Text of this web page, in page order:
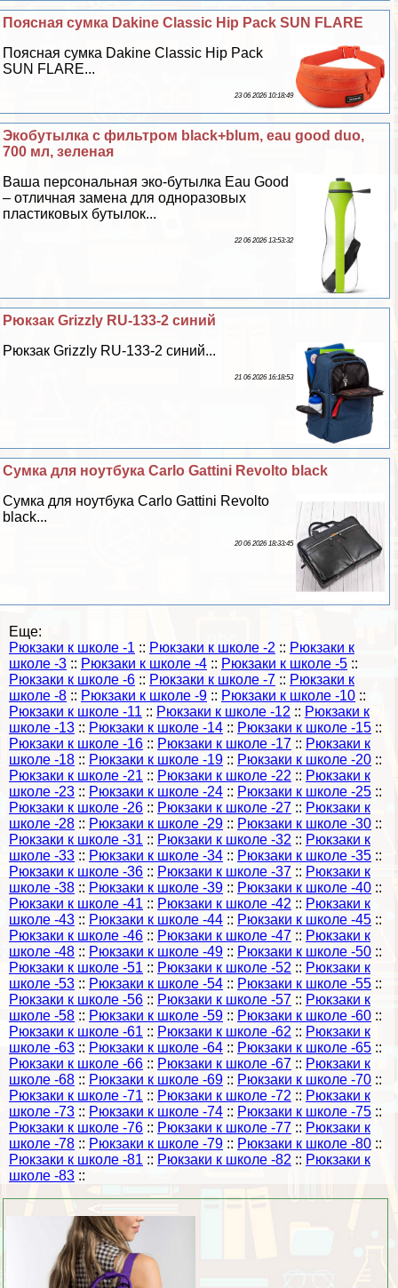
Поясная сумка Dakine Classic Hip Pack SUN FLARE
Поясная сумка Dakine Classic Hip Pack
SUN FLARE...
23 06 2026 10:18:49
Экобутылка с фильтром black+blum, eau good duo,
700 мл, зеленая
Ваша персональная эко-бутылка Eau Good
– отличная замена для одноразовых
пластиковых бутылок...
22 06 2026 13:53:32
Рюкзак Grizzly RU-133-2 синий
Рюкзак Grizzly RU-133-2 синий...
21 06 2026 16:18:53
Сумка для ноутбука Carlo Gattini Revolto black
Сумка для ноутбука Carlo Gattini Revolto
black...
20 06 2026 18:33:45
Еще:
Рюкзаки к школе -1 :: Рюкзаки к школе -2 :: Рюкзаки к
школе -3 :: Рюкзаки к школе -4 :: Рюкзаки к школе -5 ::
Рюкзаки к школе -6 :: Рюкзаки к школе -7 :: Рюкзаки к
школе -8 :: Рюкзаки к школе -9 :: Рюкзаки к школе -10 ::
Рюкзаки к школе -11 :: Рюкзаки к школе -12 :: Рюкзаки к
школе -13 :: Рюкзаки к школе -14 :: Рюкзаки к школе -15 ::
Рюкзаки к школе -16 :: Рюкзаки к школе -17 :: Рюкзаки к
школе -18 :: Рюкзаки к школе -19 :: Рюкзаки к школе -20 ::
Рюкзаки к школе -21 :: Рюкзаки к школе -22 :: Рюкзаки к
школе -23 :: Рюкзаки к школе -24 :: Рюкзаки к школе -25 ::
Рюкзаки к школе -26 :: Рюкзаки к школе -27 :: Рюкзаки к
школе -28 :: Рюкзаки к школе -29 :: Рюкзаки к школе -30 ::
Рюкзаки к школе -31 :: Рюкзаки к школе -32 :: Рюкзаки к
школе -33 :: Рюкзаки к школе -34 :: Рюкзаки к школе -35 ::
Рюкзаки к школе -36 :: Рюкзаки к школе -37 :: Рюкзаки к
школе -38 :: Рюкзаки к школе -39 :: Рюкзаки к школе -40 ::
Рюкзаки к школе -41 :: Рюкзаки к школе -42 :: Рюкзаки к
школе -43 :: Рюкзаки к школе -44 :: Рюкзаки к школе -45 ::
Рюкзаки к школе -46 :: Рюкзаки к школе -47 :: Рюкзаки к
школе -48 :: Рюкзаки к школе -49 :: Рюкзаки к школе -50 ::
Рюкзаки к школе -51 :: Рюкзаки к школе -52 :: Рюкзаки к
школе -53 :: Рюкзаки к школе -54 :: Рюкзаки к школе -55 ::
Рюкзаки к школе -56 :: Рюкзаки к школе -57 :: Рюкзаки к
школе -58 :: Рюкзаки к школе -59 :: Рюкзаки к школе -60 ::
Рюкзаки к школе -61 :: Рюкзаки к школе -62 :: Рюкзаки к
школе -63 :: Рюкзаки к школе -64 :: Рюкзаки к школе -65 ::
Рюкзаки к школе -66 :: Рюкзаки к школе -67 :: Рюкзаки к
школе -68 :: Рюкзаки к школе -69 :: Рюкзаки к школе -70 ::
Рюкзаки к школе -71 :: Рюкзаки к школе -72 :: Рюкзаки к
школе -73 :: Рюкзаки к школе -74 :: Рюкзаки к школе -75 ::
Рюкзаки к школе -76 :: Рюкзаки к школе -77 :: Рюкзаки к
школе -78 :: Рюкзаки к школе -79 :: Рюкзаки к школе -80 ::
Рюкзаки к школе -81 :: Рюкзаки к школе -82 :: Рюкзаки к
школе -83 ::